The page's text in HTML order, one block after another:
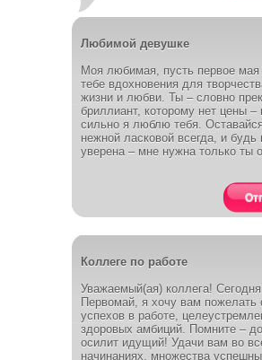
Любимой девушке
Моя любимая, пусть первое мая
тебе вдохновения для
жизни и любви. Ты – словно
бриллиант, которому нет цены –
сильно я люблю тебя.
нежной ласковой всегда, и будь
уверена – мне нужна только ты
Коллеге по работе
Уважаемый(ая) коллега!
Первомай, я хочу вам пожелать
успехов в работе,
здоровых амбиций. Помните –
осилит идущий! Удачи вам во
начинаниях, множества